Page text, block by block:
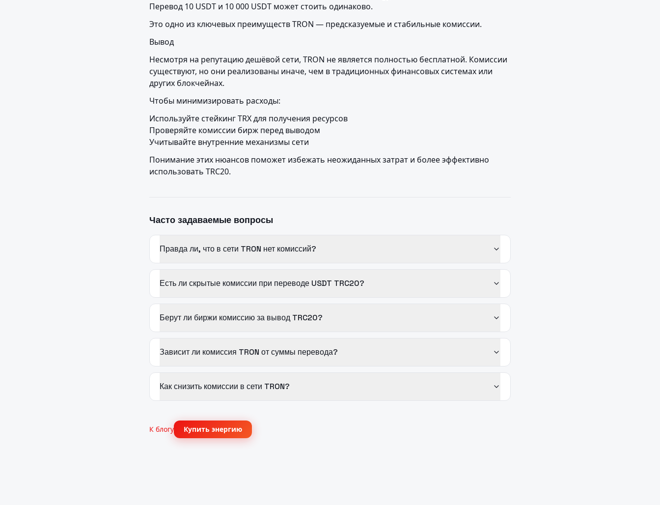
Перевод 10 USDT и 10 000 USDT может стоить одинаково.
Это одно из ключевых преимуществ TRON — предсказуемые и стабильные комиссии.
Вывод
Несмотря на репутацию дешёвой сети, TRON не является полностью бесплатной. Комиссии
существуют, но они реализованы иначе, чем в традиционных финансовых системах или
других блокчейнах.
Чтобы минимизировать расходы:
Используйте стейкинг TRX для получения ресурсов
Проверяйте комиссии бирж перед выводом
Учитывайте внутренние механизмы сети
Понимание этих нюансов поможет избежать неожиданных затрат и более эффективно
использовать TRC20.
Часто задаваемые вопросы
Правда ли, что в сети TRON нет комиссий?
Есть ли скрытые комиссии при переводе USDT TRC20?
Берут ли биржи комиссию за вывод TRC20?
Зависит ли комиссия TRON от суммы перевода?
Как снизить комиссии в сети TRON?
К блогу Купить энергию